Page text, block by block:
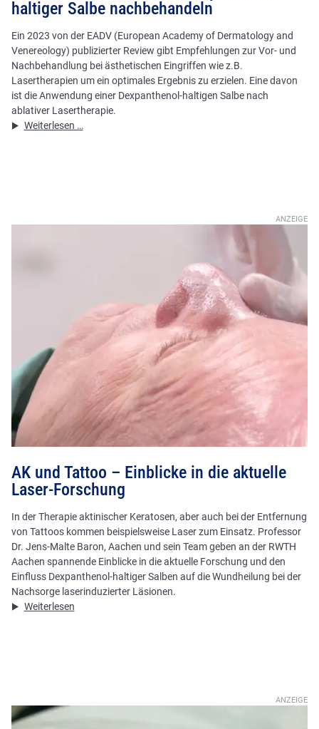
haltiger Salbe nachbehandeln
Ein 2023 von der EADV (European Academy of Dermatology and
Venereology) publizierter Review gibt Empfehlungen zur Vor- und
Nachbehandlung bei ästhetischen Eingriffen wie z.B.
Lasertherapien um ein optimales Ergebnis zu erzielen. Eine davon
ist die Anwendung einer Dexpanthenol-haltigen Salbe nach
ablativer Lasertherapie.
Weiterlesen …
AK und Tattoo – Einblicke in die aktuelle
Laser-Forschung
In der Therapie aktinischer Keratosen, aber auch bei der Entfernung
von Tattoos kommen beispielsweise Laser zum Einsatz. Professor
Dr. Jens-Malte Baron, Aachen und sein Team geben an der RWTH
Aachen spannende Einblicke in die aktuelle Forschung und den
Einfluss Dexpanthenol-haltiger Salben auf die Wundheilung bei der
Nachsorge laserinduzierter Läsionen.
Weiterlesen